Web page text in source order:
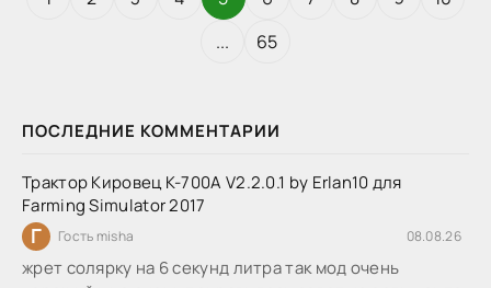
ПОСЛЕДНИЕ КОММЕНТАРИИ
Трактор Кировец К-700А V2.2.0.1 by Erlan10 для
Farming Simulator 2017
Г Гость misha 08.08.26
жрет солярку на 6 секунд литра так мод очень
...
65